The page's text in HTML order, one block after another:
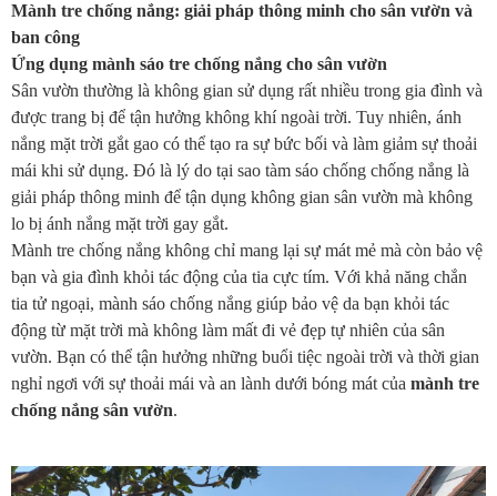
Mành tre chống nắng: giải pháp thông minh cho sân vườn và
ban công
Ứng dụng mành sáo tre chống nắng cho sân vườn
Sân vườn thường là không gian sử dụng rất nhiều trong gia đình và
được trang bị để tận hưởng không khí ngoài trời. Tuy nhiên, ánh
nắng mặt trời gắt gao có thể tạo ra sự bức bối và làm giảm sự thoải
mái khi sử dụng. Đó là lý do tại sao tàm sáo chống chống nắng là
giải pháp thông minh để tận dụng không gian sân vườn mà không
lo bị ánh nắng mặt trời gay gắt.
Mành tre chống nắng không chỉ mang lại sự mát mẻ mà còn bảo vệ
bạn và gia đình khỏi tác động của tia cực tím. Với khả năng chắn
tia tử ngoại, mành sáo chống nắng giúp bảo vệ da bạn khỏi tác
động từ mặt trời mà không làm mất đi vẻ đẹp tự nhiên của sân
vườn. Bạn có thể tận hưởng những buổi tiệc ngoài trời và thời gian
nghỉ ngơi với sự thoải mái và an lành dưới bóng mát của mành tre
chống nắng sân vườn.